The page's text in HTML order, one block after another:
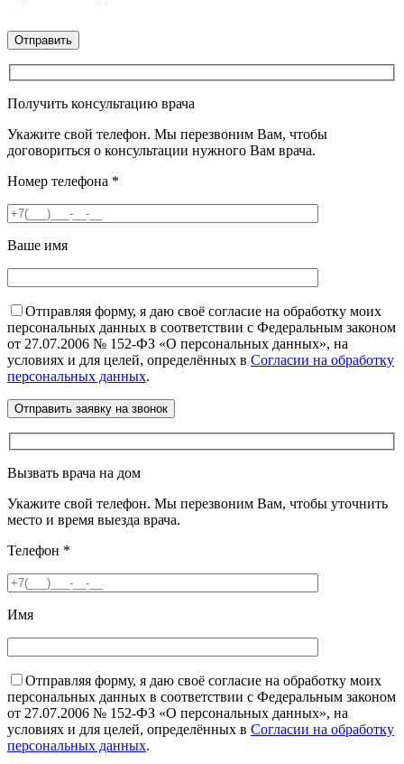
Получить консультацию врача
Укажите свой телефон. Мы перезвоним Вам, чтобы
договориться о консультации нужного Вам врача.
Номер телефона *
Ваше имя
Отправляя форму, я даю своё согласие на обработку моих
персональных данных в соответствии с Федеральным законом
от 27.07.2006 № 152-ФЗ «О персональных данных», на
условиях и для целей, определённых в Согласии на обработку
персональных данных.
Вызвать врача на дом
Укажите свой телефон. Мы перезвоним Вам, чтобы уточнить
место и время выезда врача.
Телефон *
Имя
Отправляя форму, я даю своё согласие на обработку моих
персональных данных в соответствии с Федеральным законом
от 27.07.2006 № 152-ФЗ «О персональных данных», на
условиях и для целей, определённых в Согласии на обработку
персональных данных.